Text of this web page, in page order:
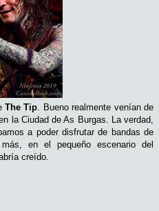
The Tip . Bueno realmente venían de
la Ciudad de As Burgas. La verdad,
a poder disfrutar de bandas de
en el pequeño escenario del
creído.